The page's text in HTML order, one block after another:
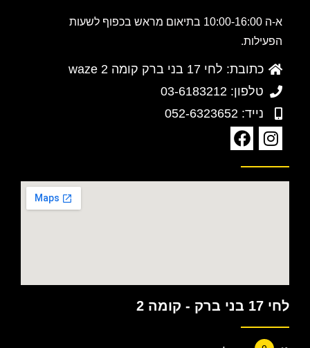
א-ה 10:00-16:00 בתיאום מראש בכפוף לשעות
הפעילות.
כתובת: לחי 17 בני ברק קומה 2 waze
טלפון: 03-6183212
נייד: 052-6323652
לחי 17 בני ברק - קומה 2